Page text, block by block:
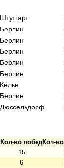
Штутгарт
Берлин
Берлин
Берлин
Берлин
Берлин
Кёльн
Берлин
Дюссельдорф
Кол-во победКол-во
15
6